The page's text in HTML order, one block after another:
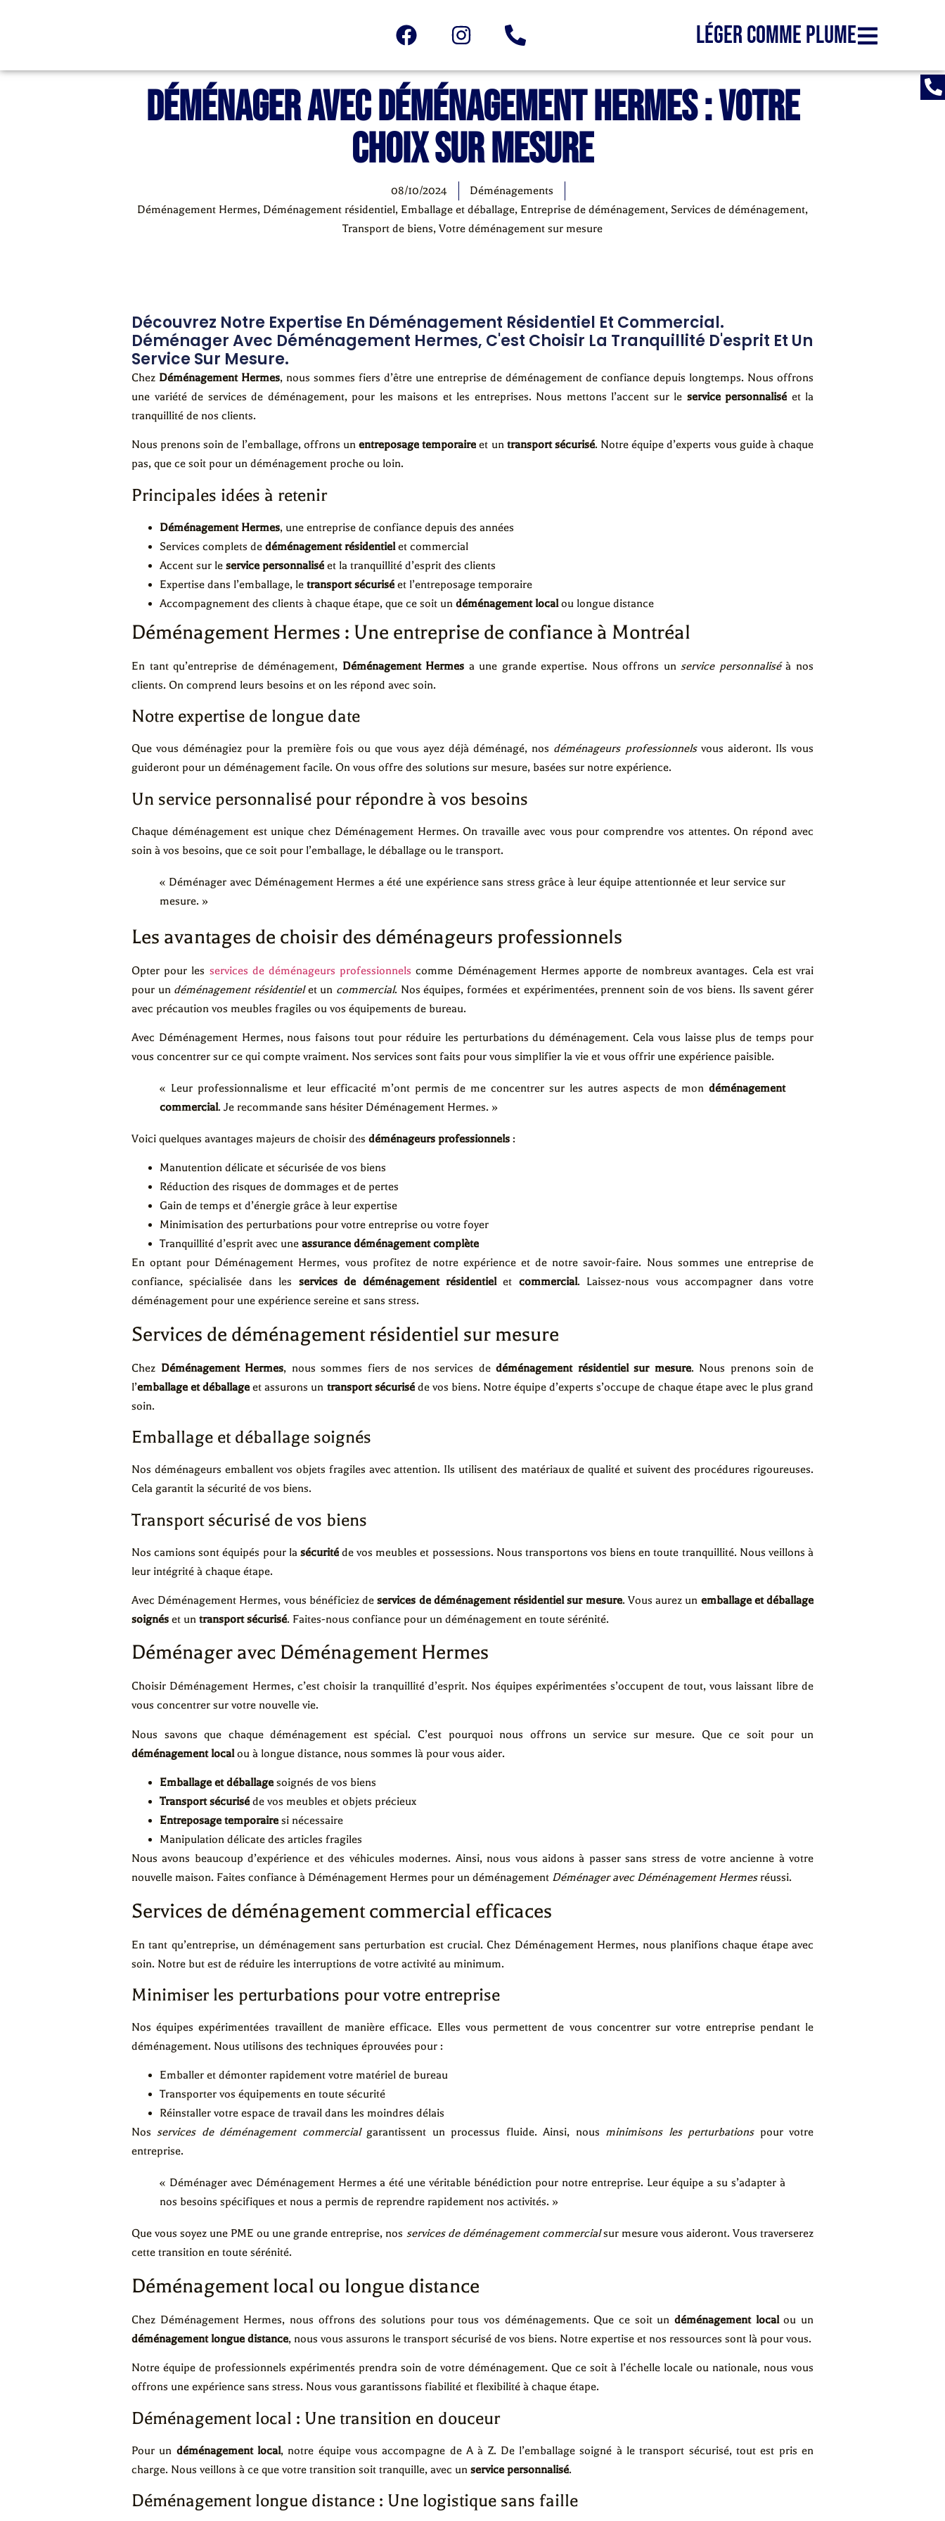
Léger comme plume
Déménager avec Déménagement Hermes : Votre
choix sur mesure
08/10/2024
Déménagements
Déménagement Hermes, Déménagement résidentiel, Emballage et déballage, Entreprise de déménagement, Services de déménagement,
Transport de biens, Votre déménagement sur mesure
Découvrez Notre Expertise En Déménagement Résidentiel Et Commercial.
Déménager Avec Déménagement Hermes, C'est Choisir La Tranquillité D'esprit Et Un
Service Sur Mesure.
Chez Déménagement Hermes, nous sommes fiers d’être une entreprise de déménagement de confiance depuis longtemps. Nous offrons
une variété de services de déménagement, pour les maisons et les entreprises. Nous mettons l’accent sur le service personnalisé et la
tranquillité de nos clients.
Nous prenons soin de l’emballage, offrons unentreposage temporaire et un transport sécurisé. Notre équipe d’experts vous guide à chaque
pas, que ce soit pour un déménagement proche ou loin.
Principales idées à retenir
Déménagement Hermes, une entreprise de confiance depuis des années
Services complets de déménagement résidentielet commercial
Accent sur le service personnalisé et la tranquillité d’esprit des clients
Expertise dans l’emballage, le transport sécurisé et l’entreposage temporaire
Accompagnement des clients à chaque étape, que ce soit un déménagement localou longue distance
Déménagement Hermes : Une entreprise de confiance à Montréal
En tant qu’entreprise de déménagement, Déménagement Hermes a une grande expertise. Nous offrons unservice personnaliséà nos
clients. On comprend leurs besoins et on les répond avec soin.
Notre expertise de longue date
Que vous déménagiez pour la première fois ou que vous ayez déjà déménagé, nos déménageurs professionnelsvous aideront. Ils vous
guideront pour un déménagement facile. On vous offre des solutions sur mesure, basées sur notre expérience.
Un service personnalisé pour répondre à vos besoins
Chaque déménagement est unique chez Déménagement Hermes. On travaille avec vous pour comprendre vos attentes. On répond avec
soin à vos besoins, que ce soit pour l’emballage, le déballage ou le transport.
« Déménager avec Déménagement Hermes a été une expérience sans stress grâce à leur équipe attentionnée et leur service sur
mesure. »
Les avantages de choisir des déménageurs professionnels
Opter pour les services de déménageurs professionnels comme Déménagement Hermes apporte de nombreux avantages. Cela est vrai
pour un déménagement résidentielet un commercial. Nos équipes, formées et expérimentées, prennent soin de vos biens. Ils savent gérer
avec précaution vos meubles fragiles ou vos équipements de bureau.
Avec Déménagement Hermes, nous faisons tout pour réduire les perturbations du déménagement. Cela vous laisse plus de temps pour
vous concentrer sur ce qui compte vraiment. Nos services sont faits pour vous simplifier la vie et vous offrir une expérience paisible.
« Leur professionnalisme et leur efficacité m’ont permis de me concentrer sur les autres aspects de mon déménagement
commercial. Je recommande sans hésiter Déménagement Hermes. »
Voici quelques avantages majeurs de choisir des déménageurs professionnels :
Manutention délicate et sécurisée de vos biens
Réduction des risques de dommages et de pertes
Gain de temps et d’énergie grâce à leur expertise
Minimisation des perturbations pour votre entreprise ou votre foyer
Tranquillité d’esprit avec une assurance déménagement complète
En optant pour Déménagement Hermes, vous profitez de notre expérience et de notre savoir-faire. Nous sommes une entreprise de
confiance, spécialisée dans les services de déménagement résidentielet commercial. Laissez-nous vous accompagner dans votre
déménagement pour une expérience sereine et sans stress.
Services de déménagement résidentiel sur mesure
Chez Déménagement Hermes, nous sommes fiers de nos services dedéménagement résidentiel sur mesure. Nous prenons soin de
l’emballage et déballage et assurons un transport sécuriséde vos biens. Notre équipe d’experts s’occupe de chaque étape avec le plus grand
soin.
Emballage et déballage soignés
Nos déménageurs emballent vos objets fragiles avec attention. Ils utilisent des matériaux de qualité et suivent des procédures rigoureuses.
Cela garantit la sécurité de vos biens.
Transport sécurisé de vos biens
Nos camions sont équipés pour la sécuritéde vos meubles et possessions. Nous transportons vos biens en toute tranquillité. Nous veillons à
leur intégrité à chaque étape.
Avec Déménagement Hermes, vous bénéficiez deservices de déménagement résidentiel sur mesure. Vous aurez un emballage et déballage
soignés et un transport sécurisé. Faites-nous confiance pour un déménagement en toute sérénité.
Déménager avec Déménagement Hermes
Choisir Déménagement Hermes, c’est choisir la tranquillité d’esprit. Nos équipes expérimentées s’occupent de tout, vous laissant libre de
vous concentrer sur votre nouvelle vie.
Nous savons que chaque déménagement est spécial. C’est pourquoi nous offrons un service sur mesure. Que ce soit pour un
déménagement localou à longue distance, nous sommes là pour vous aider.
Emballage et déballage soignés de vos biens
Transport sécurisé de vos meubles et objets précieux
Entreposage temporaire si nécessaire
Manipulation délicate des articles fragiles
Nous avons beaucoup d’expérience et des véhicules modernes. Ainsi, nous vous aidons à passer sans stress de votre ancienne à votre
nouvelle maison. Faites confiance à Déménagement Hermes pour un déménagement Déménager avec Déménagement Hermesréussi.
Services de déménagement commercial efficaces
En tant qu’entreprise, un déménagement sans perturbation est crucial. Chez Déménagement Hermes, nous planifions chaque étape avec
soin. Notre but est de réduire les interruptions de votre activité au minimum.
Minimiser les perturbations pour votre entreprise
Nos équipes expérimentées travaillent de manière efficace. Elles vous permettent de vous concentrer sur votre entreprise pendant le
déménagement. Nous utilisons des techniques éprouvées pour :
Emballer et démonter rapidement votre matériel de bureau
Transporter vos équipements en toute sécurité
Réinstaller votre espace de travail dans les moindres délais
Nosservices de déménagement commercialgarantissent un processus fluide. Ainsi, nous minimisons les perturbationspour votre
entreprise.
« Déménager avec Déménagement Hermes a été une véritable bénédiction pour notre entreprise. Leur équipe a su s’adapter à
nos besoins spécifiques et nous a permis de reprendre rapidement nos activités. »
Que vous soyez une PME ou une grande entreprise, nos services de déménagement commercialsur mesure vous aideront. Vous traverserez
cette transition en toute sérénité.
Déménagement local ou longue distance
Chez Déménagement Hermes, nous offrons des solutions pour tous vos déménagements. Que ce soit un déménagement localou un
déménagement longue distance, nous vous assurons le transport sécurisé de vos biens. Notre expertise et nos ressources sont là pour vous.
Notre équipe de professionnels expérimentés prendra soin de votre déménagement. Que ce soit à l’échelle locale ou nationale, nous vous
offrons une expérience sans stress. Nous vous garantissons fiabilité et flexibilité à chaque étape.
Déménagement local : Une transition en douceur
Pour un déménagement local, notre équipe vous accompagne de A à Z. De l’emballage soigné à le transport sécurisé, tout est pris en
charge. Nous veillons à ce que votre transition soit tranquille, avec un service personnalisé.
Déménagement longue distance : Une logistique sans faille